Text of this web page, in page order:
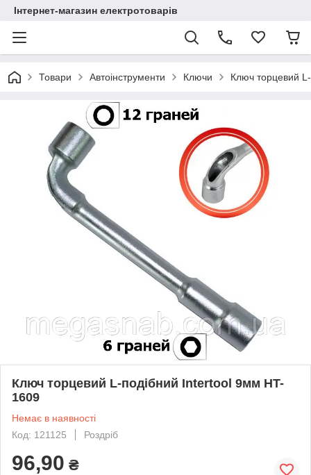
Інтернет-магазин електротоварів
Товари Автоінструменти Ключи Ключ торцевий
Ключ торцевий L-подібний Intertool 9мм HT-
1609
Немає в наявності
Код: 121125
Роздріб
96,90 ₴